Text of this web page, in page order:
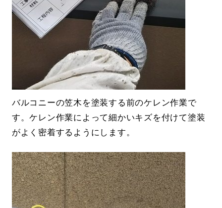
バルコニーの笠木を塗装する前のケレン作業で
す。ケレン作業によって細かいキズを付けて塗装
がよく密着するようにします。